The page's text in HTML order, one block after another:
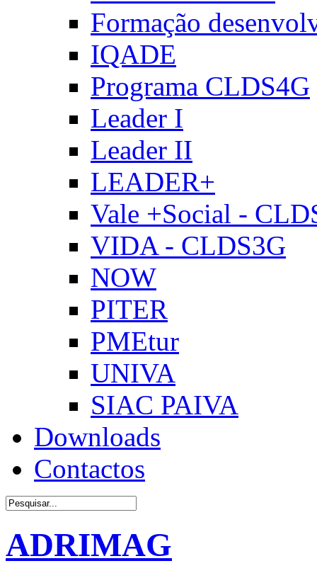
Formação
IQADE
Programa CLDS4G
Leader I
Leader II
LEADER+
Vale +Social -
VIDA - CLDS3G
NOW
PITER
PMEtur
UNIVA
SIAC PAIVA
Downloads
Contactos
ADRIMAG